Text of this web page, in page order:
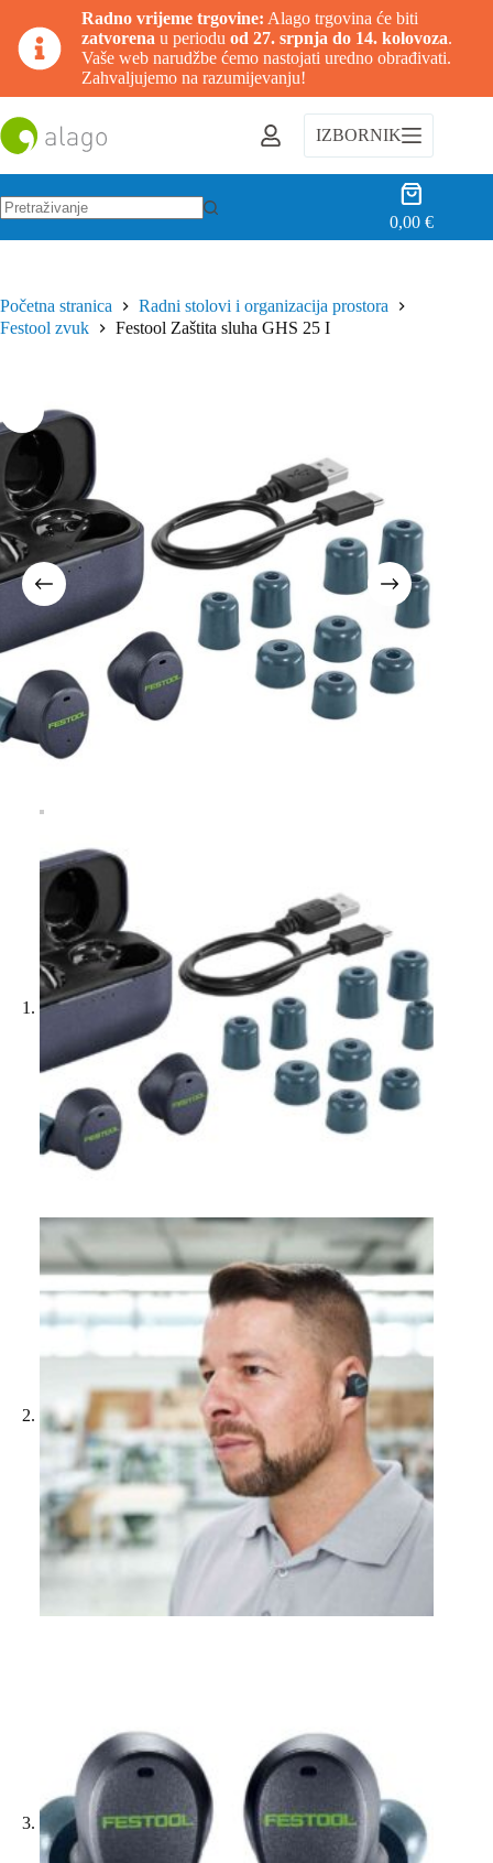
Radno vrijeme trgovine: Alago trgovina će biti
zatvorena u periodu od 27. srpnja do 14. kolovoza.
Vaše web narudžbe ćemo nastojati uredno obrađivati.
Zahvaljujemo na razumijevanju!
na
sadržaj
IZBORNIK
Košarica
0,00€
Početna stranica
Radni stolovi i organizacija prostora
Festool zvuk
Festool Zaštita sluha GHS 25 I